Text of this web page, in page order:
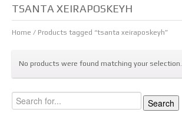
TSANTA XEIRAPOSKEYH
Home / Products tagged “tsanta xeiraposkeyh”
No products were found matching your selection.